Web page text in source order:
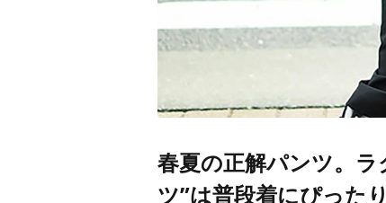
春夏の正解パンツ。
ツ”は普段着にぴった